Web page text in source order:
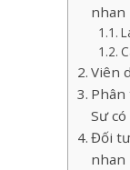
nhan
Viên
Sư
Đối
nhan